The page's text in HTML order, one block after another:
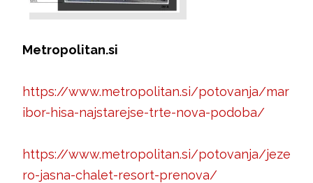
Metropolitan.si
https://www.metropolitan.si/potovanja/mar
ibor-hisa-najstarejse-trte-nova-podoba/
https://www.metropolitan.si/potovanja/jeze
ro-jasna-chalet-resort-prenova/